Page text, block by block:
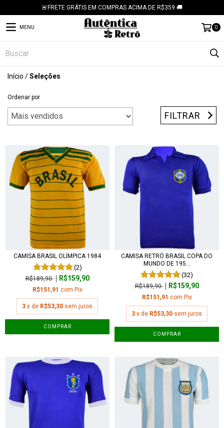
🚨FRETE GRÁTIS EM COMPRAS ACIMA DE R$359 🚚
MENU 0
Início /Seleções
Ordenar por
FILTRAR
CAMISA BRASIL OLÍMPICA 1984
(2)
R$189,90 R$159,90
R$151,91 com Pix
3 x de R$53,30 sem juros
COMPRAR
CAMISA RETRÔ BRASIL COPA DO
MUNDO DE 195...
(32)
R$189,90 R$159,90
R$151,91 com Pix
3 x de R$53,30 sem juros
COMPRAR